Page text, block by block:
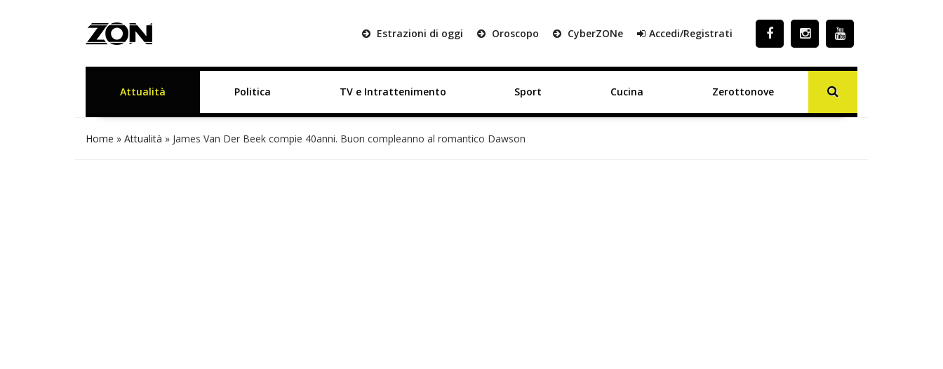
Estrazioni di oggi Oroscopo CyberZONe Accedi/Registrati
Attualità Politica TV e Intrattenimento Sport Cucina Zerottonove
Home » Attualità » James Van Der Beek compie 40anni. Buon compleanno al romantico Dawson